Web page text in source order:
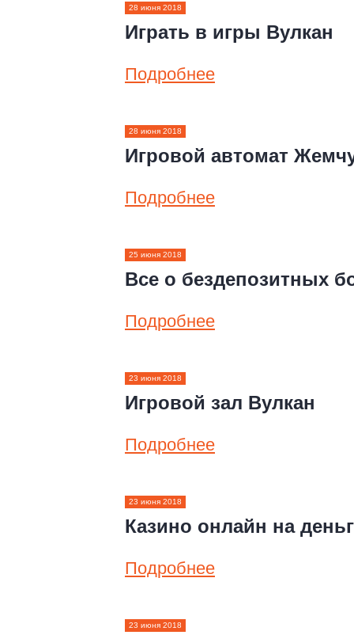
28 июня 2018
Играть в игры Вулкан
Подробнее
28 июня 2018
Игровой автомат
Подробнее
25 июня 2018
Все о бездепозитных
Подробнее
23 июня 2018
Игровой зал Вулкан
Подробнее
23 июня 2018
Казино онлайн на
Подробнее
23 июня 2018